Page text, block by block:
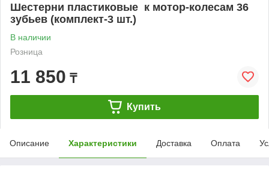
Шестерни пластиковые к мотор-колесам 36
зубьев (комплект-3 шт.)
В наличии
Розница
11 850 ₸
Купить
Описание Характеристики Доставка Оплата